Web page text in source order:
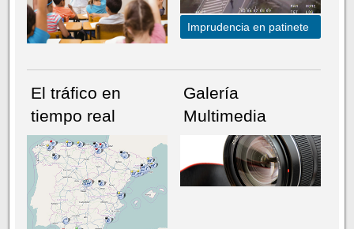
NÚMERO ACTUALHEMEROTECA
Imprudencia en patinete
El tráfico en
tiempo real
Galería
Multimedia